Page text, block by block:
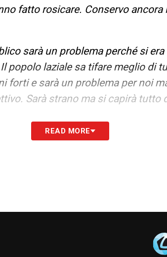
fatto rosicare. Conservo
sarà un problema perché si
popolo laziale sa tifare meglio di
forti e sarà un problema per noi
Sarà strano ma si capirà
convinto avremmo fatto bene.
oltre ad avere i singoli molto forti.
asfissiante, ma difendevano di
READ MORE